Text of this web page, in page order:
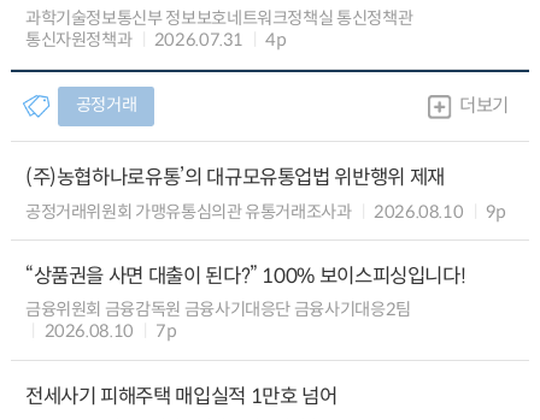
과학기술정보통신부 정보보호네트워크정책실 통신정책관
통신자원정책과
2026.07.31 4p
공정거래 더보기
(주)농협하나로유통’의 대규모유통업법 위반행위 제재
공정거래위원회 가맹유통심의관 유통거래조사과 2026.08.10 9p
“상품권을 사면 대출이 된다?” 100% 보이스피싱입니다!
금융위원회 금융감독원 금융사기대응단 금융사기대응2팀
2026.08.10
7p
전세사기 피해주택 매입실적 1만호 넘어